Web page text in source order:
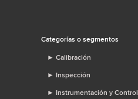
Categorías o segmentos
► Calibración
► Inspección
► Instrumentación y Control